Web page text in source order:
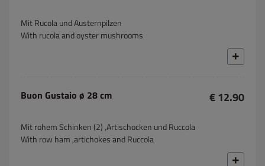
Mit Rucola und Austernpilzen
With rucola and oyster mushrooms
Buon Gustaio ø 28 cm € 12.90
Mit rohem Schinken (2) ,Artischocken und Ruccola
With row ham ,artichokes and Ruccola